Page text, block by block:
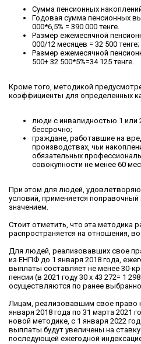
Сумма пенсионных
Годовая сумма пенсионных
000*6,5% = 390 000 тенге.
Размер ежемесячной
000/12 месяцев = 32 500 тенге;
Размер ежемесячной
500+ 32 500*5%=34 125 тенге.
Кроме того, методикой
коэффициенты для определенных
люди с инвалидностью 1 или
бессрочно;
граждане, работавшие на
производствах, чьи
обязательных
совокупности не менее 60
При этом для людей,
условий, применяется
значением.
Стоит отметить, что эта методика
распространяется на отношения,
Для людей, реализовавших свое
из ЕНПФ до 1 января 2018 года,
выплаты составляет не менее 30-
пенсии (в 2021 году 30 х 43 272= 1
осуществляются по ранее
Лицам, реализовавшим свое право
января 2018 года по 31 марта 2021
новой методике, с 1 января 2022
выплаты будут увеличены на
последующей ежегодной